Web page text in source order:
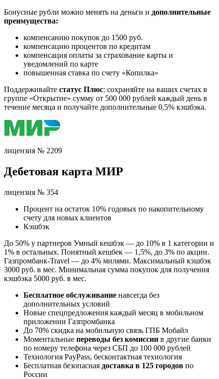
Бонусные рубли можно менять на деньги и дополнительные
преимущества:
компенсанию покупок до 1500 руб.
компенсацию процентов по кредитам
компенсация оплаты за страхование карты и
уведомлений по карте
повышенная ставка по счету «Копилка»
Поддерживайте статус Плюс: сохраняйте на ваших счетах в
группе «Открытиe» сумму от 500 000 рублей каждый день в
течение месяца и получайте дополнительные 0,5% кэшбэка.
лицензия № 2209
Дебетовая карта МИР
лицензия № 354
Процент на остаток 10% годовых по накопительному
счету для новых клиентов
Кэшбэк
До 50% у партнеров Умный кешбэк — до 10% в 1 категории и
1% в остальных. Понятный кешбек — 1,5%, до 3% по акции.
Газпромбанк-Travel — до 4% милями. Максимальный кэшбэк
3000 руб. в мес. Минимальная сумма покупок для получения
кэшбэка 5000 руб. в мес.
Бесплатное обслуживание навсегда без
дополнительных условий
Новые спецпредложения каждый месяц в мобильном
приложении Газпромбанка
До 70% скидка на мобильную связь ГПБ Мобайл
Моментальные переводы без комиссии в другие банки
по номеру телефона через СБП до 100 000 рублей
Технология PayPass, бесконтактная технология
Бесплатная безопасная доставка в 125 городов по
России